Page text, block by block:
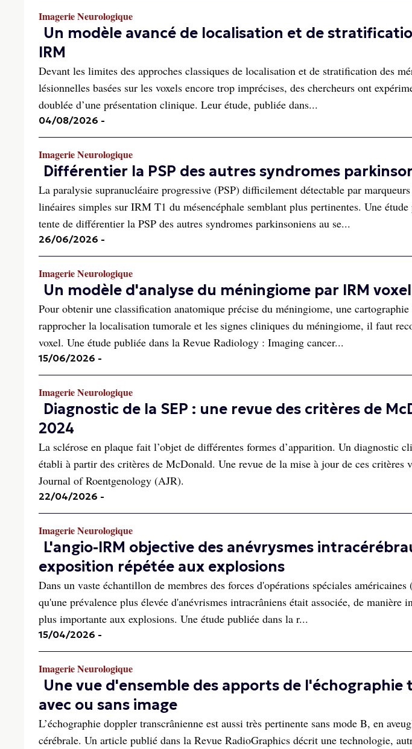
Imagerie Neurologique
Un modèle avancé de localisation et de
IRM
Devant les limites des approches classiques de localisation et de stratification des
lésionnelles basées sur les voxels encore trop imprécises, des chercheurs ont
doublée d’une présentation clinique. Leur étude, publiée dans...
04/08/2026 -
Imagerie Neurologique
Différentier la PSP des autres syndromes
La paralysie supranucléaire progressive (PSP) difficilement détectable par
linéaires simples sur IRM T1 du mésencéphale semblant plus pertinentes. Une
tente de différentier la PSP des autres syndromes parkinsoniens au se...
26/06/2026 -
Imagerie Neurologique
Un modèle d'analyse du méningiome par IRM
Pour obtenir une classification anatomique précise du méningiome, une
rapprocher la localisation tumorale et les signes cliniques du méningiome, il faut
voxel. Une étude publiée dans la Revue Radiology : Imaging cancer...
15/06/2026 -
Imagerie Neurologique
Diagnostic de la SEP : une revue des critères de
2024
La sclérose en plaque fait l’objet de différentes formes d’apparition. Un diagnostic
établi à partir des critères de McDonald. Une revue de la mise à jour de ces critères
Journal of Roentgenology (AJR).
22/04/2026 -
Imagerie Neurologique
L'angio-IRM objective des anévrysmes
exposition répétée aux explosions
Dans un vaste échantillon de membres des forces d'opérations spéciales
qu'une prévalence plus élevée d'anévrismes intracrâniens était associée, de manière
plus importante aux explosions. Une étude publiée dans la r...
15/04/2026 -
Imagerie Neurologique
Une vue d'ensemble des apports de
avec ou sans image
L’échographie doppler transcrânienne est aussi très pertinente sans mode B, en
cérébrale. Un article publié dans la Revue RadioGraphics décrit une technologie,